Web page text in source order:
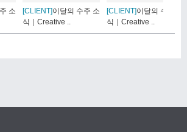
소
[CLIENT]이달의 수주 소
식｜Creative ..
[CLIENT]이달의 수주 소
식｜Creative ..